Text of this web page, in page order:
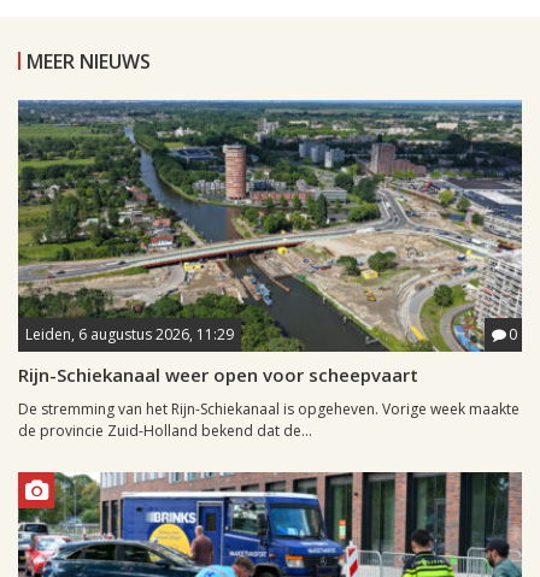
MEER NIEUWS
Leiden, 6 augustus 2026, 11:29 0
Rijn-Schiekanaal weer open voor scheepvaart
De stremming van het Rijn-Schiekanaal is opgeheven. Vorige week maakte
de provincie Zuid-Holland bekend dat de...